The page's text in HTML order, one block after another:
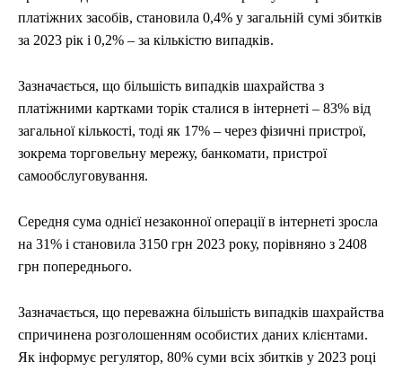
платіжних засобів, становила 0,4% у загальній сумі збитків
за 2023 рік і 0,2% – за кількістю випадків.
Зазначається, що більшість випадків шахрайства з
платіжними картками торік сталися в інтернеті – 83% від
загальної кількості, тоді як 17% – через фізичні пристрої,
зокрема торговельну мережу, банкомати, пристрої
самообслуговування.
Середня сума однієї незаконної операції в інтернеті зросла
на 31% і становила 3150 грн 2023 року, порівняно з 2408
грн попереднього.
Зазначається, що переважна більшість випадків шахрайства
спричинена розголошенням особистих даних клієнтами.
Як інформує регулятор, 80% суми всіх збитків у 2023 році